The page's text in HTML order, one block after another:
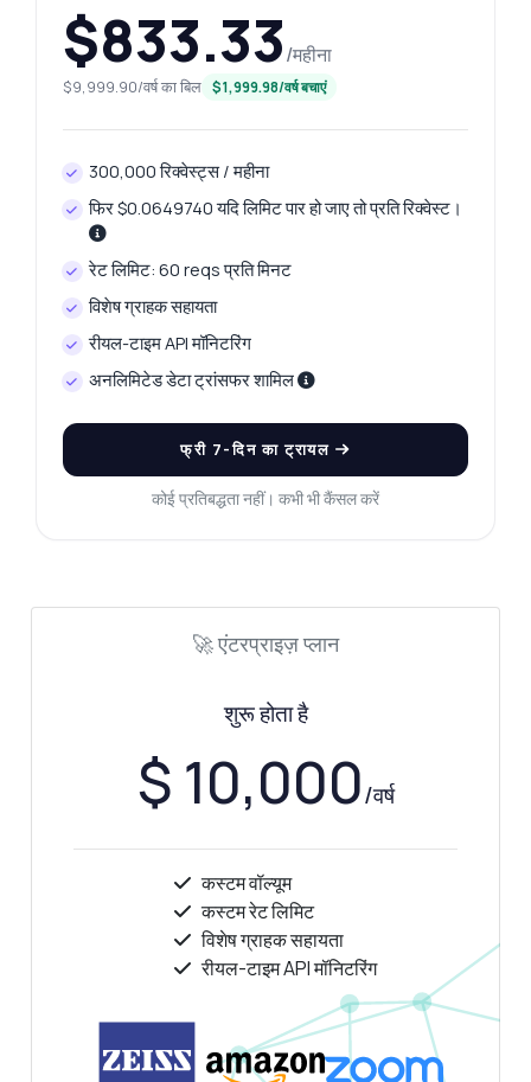
$833.33/महीना
$9,999.90/वर्ष का बिल $1,999.98/वर्ष बचाएं
300,000 रिक्वेस्ट्स / महीना
फिर $0.0649740 यदि लिमिट पार हो जाए तो प्रति रिक्वेस्ट।
रेट लिमिट: 60 reqs प्रति मिनट
विशेष ग्राहक सहायता
रीयल-टाइम API मॉनिटरिंग
अनलिमिटेड डेटा ट्रांसफर शामिल
फ्री 7-दिन का ट्रायल
कोई प्रतिबद्धता नहीं। कभी भी कैंसल करें
🚀 एंटरप्राइज़ प्लान
शुरू होता है
$ 10,000/वर्ष
कस्टम वॉल्यूम
कस्टम रेट लिमिट
विशेष ग्राहक सहायता
रीयल-टाइम API मॉनिटरिंग